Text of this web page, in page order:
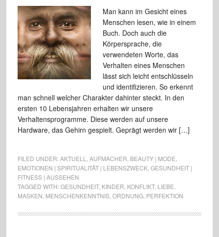
Man kann im Gesicht eines
Menschen lesen, wie in einem
Buch. Doch auch die
Körpersprache, die
verwendeten Worte, das
Verhalten eines Menschen
lässt sich leicht entschlüsseln
und identifizieren. So erkennt
man schnell welcher Charakter dahinter steckt. In den
ersten 10 Lebensjahren erhalten wir unsere
Verhaltensprogramme. Diese werden auf unsere
Hardware, das Gehirn gespielt. Geprägt werden wir […]
FILED UNDER:AKTUELL AUFMACHER BEAUTY | MODE
EMOTIONEN | SPIRITUALITÄT | LEBENSZWECK, GESUNDHEIT |
FITNESS | AUSSEHEN
TAGGED WITH:GESUNDHEIT, KINDER KONFLIKT, LIEBE
MASKEN MENSCHENKENNTNIS, ORDNUNG, PERFEKTION